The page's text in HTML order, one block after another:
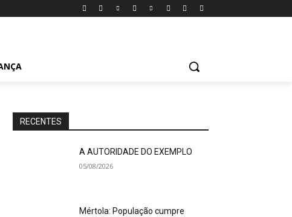
RECENTES
A AUTORIDADE DO EXEMPLO
05/08/2026
Mértola: População cumpre